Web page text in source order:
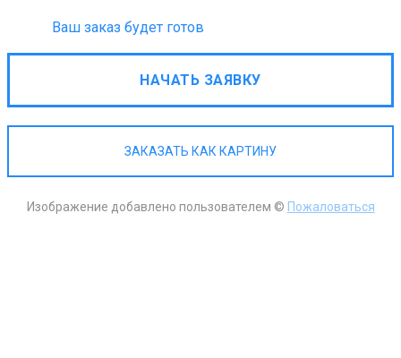
Ваш заказ будет готов
НАЧАТЬ ЗАЯВКУ
ЗАКАЗАТЬ КАК КАРТИНУ
Изображение добавлено пользователем © Пожаловаться